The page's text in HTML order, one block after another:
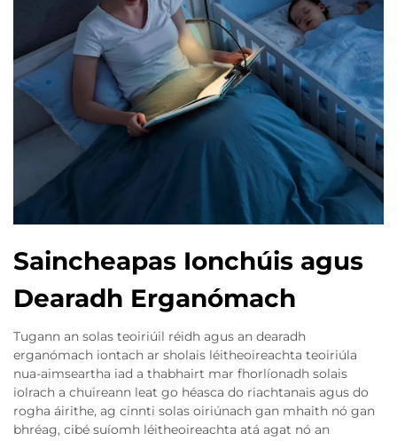
Saincheapas Ionchúis agus
Dearadh Erganómach
Tugann an solas teoiriúil réidh agus an dearadh
erganómach iontach ar sholais léitheoireachta teoiriúla
nua-aimseartha iad a thabhairt mar fhorlíonadh solais
iolrach a chuireann leat go héasca do riachtanais agus do
rogha áirithe, ag cinnti solas oiriúnach gan mhaith nó gan
bhréag, cibé suíomh léitheoireachta atá agat nó an